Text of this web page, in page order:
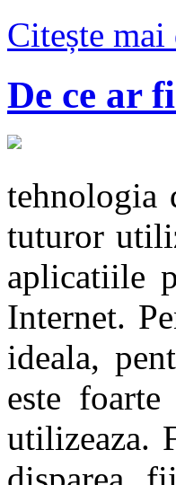
Citește mai
De ce ar
tehnologia
tuturor
aplicatiile
Internet.
ideala,
este
utilizeaza.